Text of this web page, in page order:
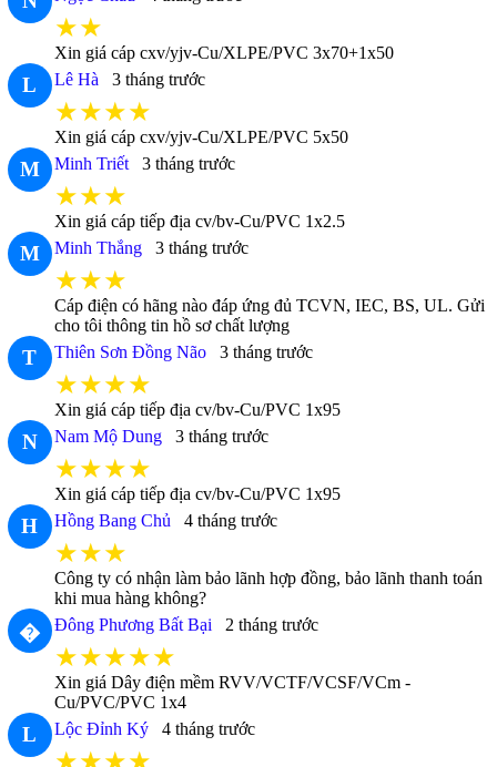
★★
Xin giá cáp cxv/yjv-Cu/XLPE/PVC 3x70+1x50
L Lê Hà 3 tháng trước
★★★★
Xin giá cáp cxv/yjv-Cu/XLPE/PVC 5x50
M Minh Triết 3 tháng trước
★★★
Xin giá cáp tiếp địa cv/bv-Cu/PVC 1x2.5
M Minh Thắng 3 tháng trước
★★★
Cáp điện có hãng nào đáp ứng đủ TCVN, IEC, BS, UL. Gửi
cho tôi thông tin hồ sơ chất lượng
T Thiên Sơn Đồng Não 3 tháng trước
★★★★
Xin giá cáp tiếp địa cv/bv-Cu/PVC 1x95
N Nam Mộ Dung 3 tháng trước
★★★★
Xin giá cáp tiếp địa cv/bv-Cu/PVC 1x95
H Hồng Bang Chủ 4 tháng trước
★★★
Công ty có nhận làm bảo lãnh hợp đồng, bảo lãnh thanh toán
khi mua hàng không?
� Đông Phương Bất Bại 2 tháng trước
★★★★★
Xin giá Dây điện mềm RVV/VCTF/VCSF/VCm -
Cu/PVC/PVC 1x4
L Lộc Đỉnh Ký 4 tháng trước